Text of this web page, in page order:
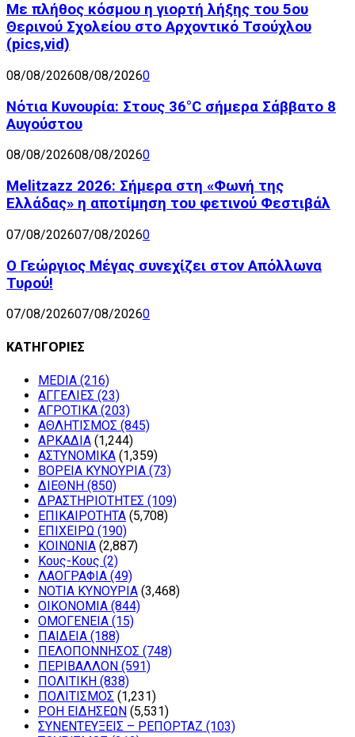
Με πλήθος κόσμου η γιορτή λήξης του 5ου
Θερινού Σχολείου στο Αρχοντικό Τσούχλου
(pics,vid)
08/08/202608/08/20260
Νότια Κυνουρία: Στους 36°C σήμερα Σάββατο 8
Αυγούστου
08/08/202608/08/20260
Melitzazz 2026: Σήμερα στη «Φωνή της
Ελλάδας» η αποτίμηση του φετινού Φεστιβάλ
07/08/202607/08/20260
Ο Γεώργιος Μέγας συνεχίζει στον Απόλλωνα
Τυρού!
07/08/202607/08/20260
ΚΑΤΗΓΟΡΙΕΣ
MEDIA (216)
ΑΓΓΕΛΙΕΣ (23)
ΑΓΡΟΤΙΚΑ (203)
ΑΘΛΗΤΙΣΜΟΣ (845)
ΑΡΚΑΔΙΑ (1,244)
ΑΣΤΥΝΟΜΙΚΑ (1,359)
ΒΟΡΕΙΑ ΚΥΝΟΥΡΙΑ (73)
ΔΙΕΘΝΗ (850)
ΔΡΑΣΤΗΡΙΟΤΗΤΕΣ (109)
ΕΠΙΚΑΙΡΟΤΗΤΑ (5,708)
ΕΠΙΧΕΙΡΩ (190)
ΚΟΙΝΩΝΙΑ (2,887)
Κους-Κους (2)
ΛΑΟΓΡΑΦΙΑ (49)
ΝΟΤΙΑ ΚΥΝΟΥΡΙΑ (3,468)
ΟΙΚΟΝΟΜΙΑ (844)
ΟΜΟΓΕΝΕΙΑ (15)
ΠΑΙΔΕΙΑ (188)
ΠΕΛΟΠΟΝΝΗΣΟΣ (748)
ΠΕΡΙΒΑΛΛΟΝ (591)
ΠΟΛΙΤΙΚΗ (838)
ΠΟΛΙΤΙΣΜΟΣ (1,231)
ΡΟΗ ΕΙΔΗΣΕΩΝ (5,531)
ΣΥΝΕΝΤΕΥΞΕΙΣ – ΡΕΠΟΡΤΑΖ (103)